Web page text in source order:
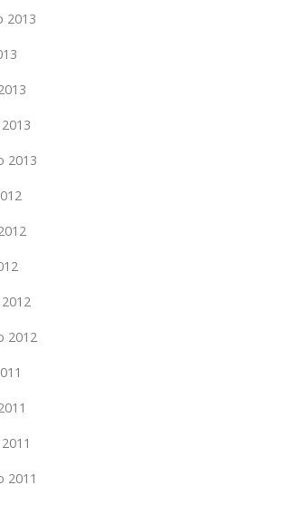
2013
2013
2012
2011